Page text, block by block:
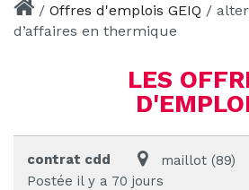
/ Offres d'emplois GEIQ /
d’affaires en thermique
LES
contrat cdd
maillot (89)
Postée il y a 70 jours